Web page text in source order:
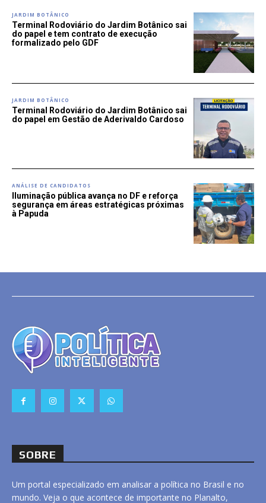
JARDIM BOTÂNICO
Terminal Rodoviário do Jardim Botânico sai
do papel e tem contrato de execução
formalizado pelo GDF
JARDIM BOTÂNICO
Terminal Rodoviário do Jardim Botânico sai
do papel em Gestão de Aderivaldo Cardoso
ANÁLISE DE CANDIDATOS
Iluminação pública avança no DF e reforça
segurança em áreas estratégicas próximas
à Papuda
SOBRE
Um portal especializado em analisar a política no Brasil e no
mundo. Veja o que acontece de importante no Planalto,